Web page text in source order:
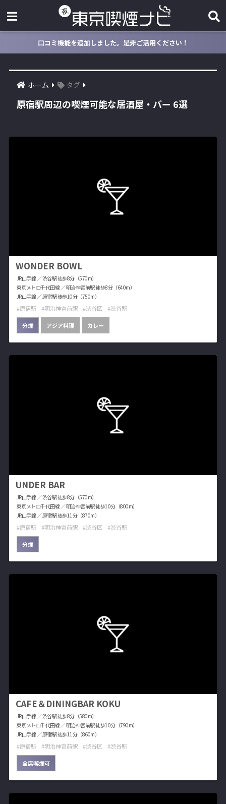
口コミ機能を追加しました。是非ご活用ください！
ホーム タグ
原宿駅周辺の喫煙可能な居酒屋・バー 6選
WONDER BOWL
JR山手線 ／ 渋谷駅 徒歩8分（570m）
東京メトロ千代田線 ／ 明治神宮前駅 徒歩8分（640m）
JR山手線 ／ 原宿駅 徒歩10分（750m）
原宿駅 明治神宮前駅 渋谷区 渋谷駅
分煙 アジア料理 カレー
UNDER BAR
JR山手線 ／ 渋谷駅 徒歩8分（570m）
東京メトロ千代田線 ／ 明治神宮前駅 徒歩10分（800m）
JR山手線 ／ 原宿駅 徒歩11分（870m）
原宿駅 明治神宮前駅 渋谷区 渋谷駅
分煙
CAFE＆DININGBAR KOKU
JR山手線 ／ 渋谷駅 徒歩8分（580m）
東京メトロ千代田線 ／ 明治神宮前駅 徒歩10分（790m）
JR山手線 ／ 原宿駅 徒歩11分（860m）
原宿駅 明治神宮前駅 渋谷区 渋谷駅
全席喫煙可